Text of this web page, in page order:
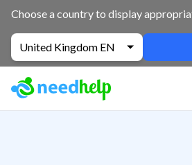
Choose a country to display
United Kingdom EN